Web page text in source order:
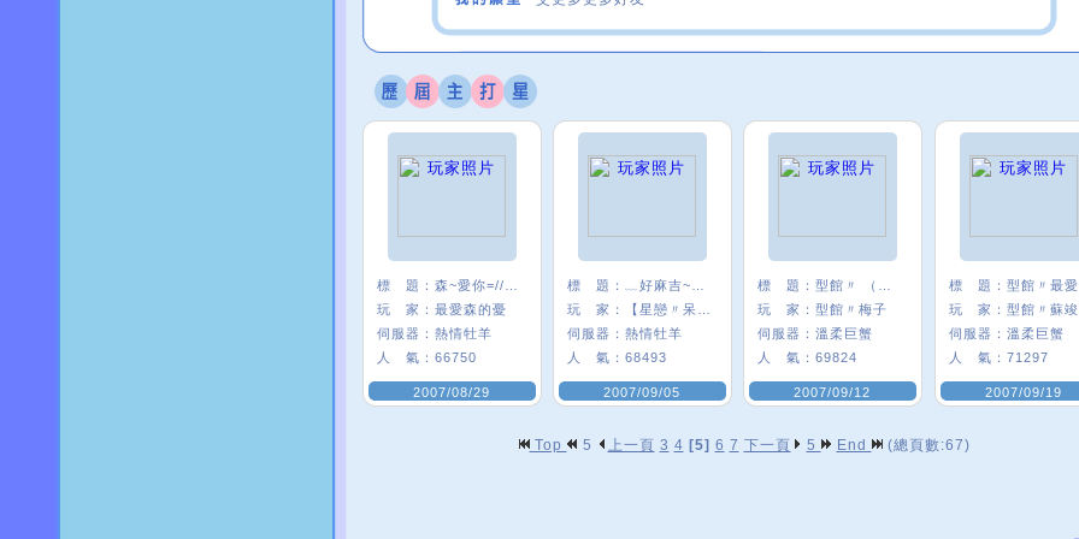
標 題：
玩 家： 最愛森的憂
伺服器： 熱情牡羊
人 氣： 66750
2007/08/29
標 題：
玩 家：
伺服器： 熱情牡羊
人 氣： 68493
2007/09/05
標 題：
玩 家： 型館〃梅子
伺服器： 溫柔巨蟹
人 氣： 69824
2007/09/12
標 題：
玩 家： 型館〃蘇竣
伺服器： 溫柔巨蟹
人 氣： 71297
2007/09/19
Top 5 上一頁 3 4 [5] 6 7 下一頁 5 End (總頁數:67)